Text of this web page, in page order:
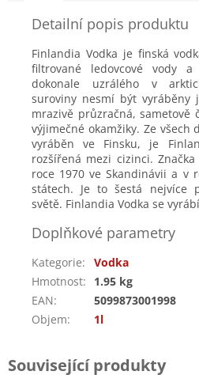
Detailní popis produktu
Finlandia Vodka je finská
filtrované ledovcové vody a
dokonale uzrálého v
suroviny nesmí být vyráběny
mrazivě průzračná, sametově
výjimečné okamžiky. Ze
vyráběn ve Finsku, je
rozšířená mezi cizinci.
roce 1970 ve Skandinávii a v
státech. Je to šestá nejvíce
světě. Finlandia Vodka se
Doplňkové parametry
Kategorie:
Vodka
Hmotnost:
1.95 kg
EAN:
5099873001998
Objem: 1l
Související produkty